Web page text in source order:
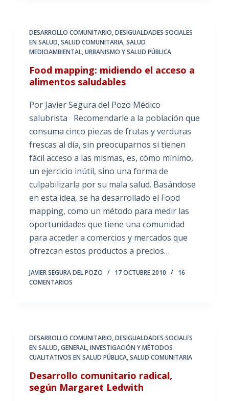
DESARROLLO COMUNITARIO,DESIGUALDADES SOCIALES
EN SALUD,SALUD COMUNITARIA,SALUD
MEDIOAMBIENTAL,URBANISMO Y SALUD PÚBLICA
Food mapping: midiendo el acceso a
alimentos saludables
Por Javier Segura del Pozo Médico
salubrista Recomendarle a la población que
consuma cinco piezas de frutas y verduras
frescas al día, sin preocuparnos si tienen
fácil acceso a las mismas, es, cómo mínimo,
un ejercicio inútil, sino una forma de
culpabilizarla por su mala salud. Basándose
en esta idea, se ha desarrollado el Food
mapping, como un método para medir las
oportunidades que tiene una comunidad
para acceder a comercios y mercados que
ofrezcan estos productos a precios…
JAVIER SEGURA DEL POZO 17 OCTUBRE 2010
16
COMENTARIOS
DESARROLLO COMUNITARIO,DESIGUALDADES SOCIALES
EN SALUD,GENERAL,INVESTIGACIÓN Y MÉTODOS
CUALITATIVOS EN SALUD PÚBLICA,SALUD COMUNITARIA
Desarrollo comunitario radical,
según Margaret Ledwith